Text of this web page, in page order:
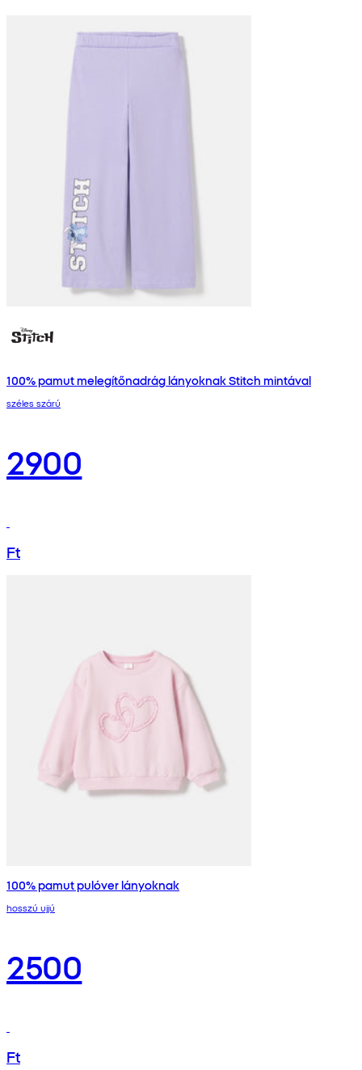
100% pamut melegítőnadrág lányoknak Stitch mintával
széles szárú
2900
Ft
100% pamut pulóver lányoknak
hosszú ujjú
2500
Ft